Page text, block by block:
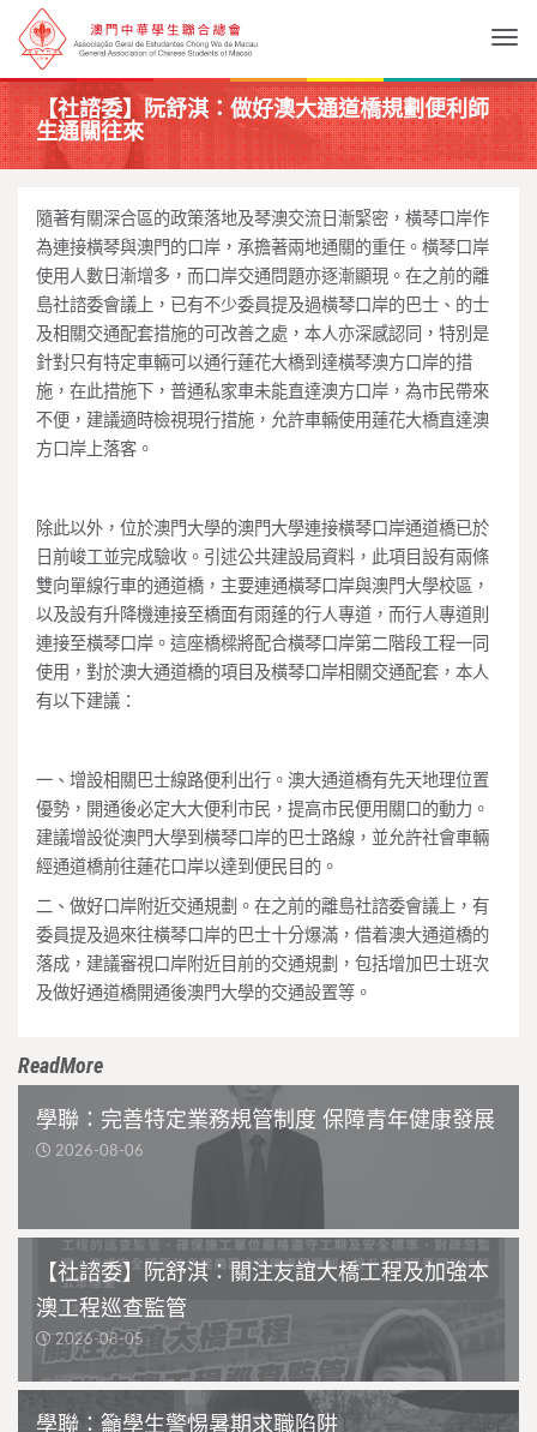
【社諮委】阮舒淇：做好澳大通道橋規劃便利師
生通關往來
隨著有關深合區的政策落地及琴澳交流日漸緊密，橫琴口岸作
為連接橫琴與澳門的口岸，承擔著兩地通關的重任。橫琴口岸
使用人數日漸增多，而口岸交通問題亦逐漸顯現。在之前的離
島社諮委會議上，已有不少委員提及過橫琴口岸的巴士、的士
及相關交通配套措施的可改善之處，本人亦深感認同，特別是
針對只有特定車輛可以通行蓮花大橋到達橫琴澳方口岸的措
施，在此措施下，普通私家車未能直達澳方口岸，為市民帶來
不便，建議適時檢視現行措施，允許車輛使用蓮花大橋直達澳
方口岸上落客。
除此以外，位於澳門大學的澳門大學連接橫琴口岸通道橋已於
日前峻工並完成驗收。引述公共建設局資料，此項目設有兩條
雙向單線行車的通道橋，主要連通橫琴口岸與澳門大學校區，
以及設有升降機連接至橋面有雨蓬的行人專道，而行人專道則
連接至橫琴口岸。這座橋樑將配合橫琴口岸第二階段工程一同
使用，對於澳大通道橋的項目及橫琴口岸相關交通配套，本人
有以下建議：
一、增設相關巴士線路便利出行。澳大通道橋有先天地理位置
優勢，開通後必定大大便利市民，提高市民便用關口的動力。
建議增設從澳門大學到橫琴口岸的巴士路線，並允許社會車輛
經通道橋前往蓮花口岸以達到便民目的。
二、做好口岸附近交通規劃。在之前的離島社諮委會議上，有
委員提及過來往橫琴口岸的巴士十分爆滿，借着澳大通道橋的
落成，建議審視口岸附近目前的交通規劃，包括增加巴士班次
及做好通道橋開通後澳門大學的交通設置等。
ReadMore
學聯：完善特定業務規管制度 保障青年健康發展
2026-08-06
【社諮委】阮舒淇：關注友誼大橋工程及加強本
澳工程巡查監管
2026-08-05
學聯：籲學生警惕暑期求職陷阱